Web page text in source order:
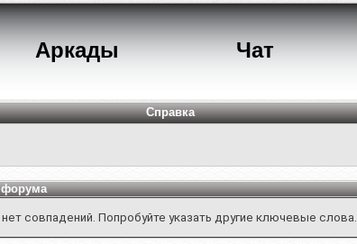
Аркады Чат
Справка
совпадений. Попробуйте указать другие ключевые слова.